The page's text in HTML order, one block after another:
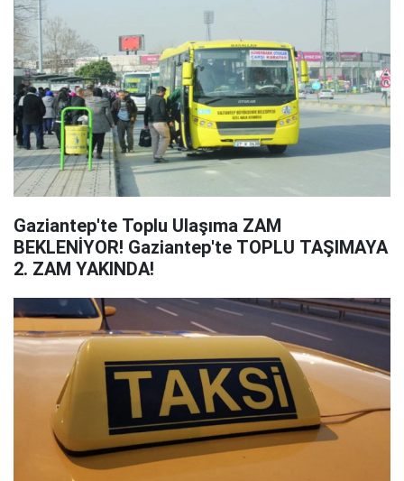
Gaziantep'te Toplu Ulaşıma ZAM
BEKLENİYOR! Gaziantep'te TOPLU TAŞIMAYA
2. ZAM YAKINDA!